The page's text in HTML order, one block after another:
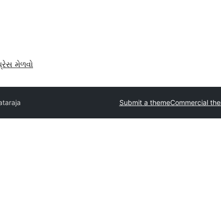
મેળવો
Submit a themeCommercial